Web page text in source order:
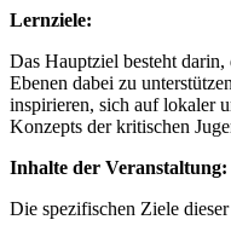
Lernziele:
Das Hauptziel besteht
Ebenen dabei zu
inspirieren, sich auf lokaler
Konzepts der kritischen
Inhalte der Veranstaltung:
Die spezifischen Ziele